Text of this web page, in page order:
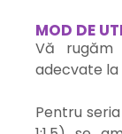
MOD DE
Vă rugăm
adecvate la
Pentru